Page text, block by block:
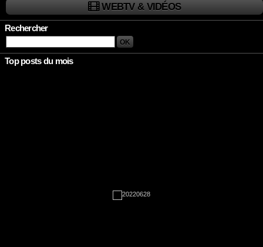
WEBTV & VIDÉOS
Rechercher
Top posts du mois